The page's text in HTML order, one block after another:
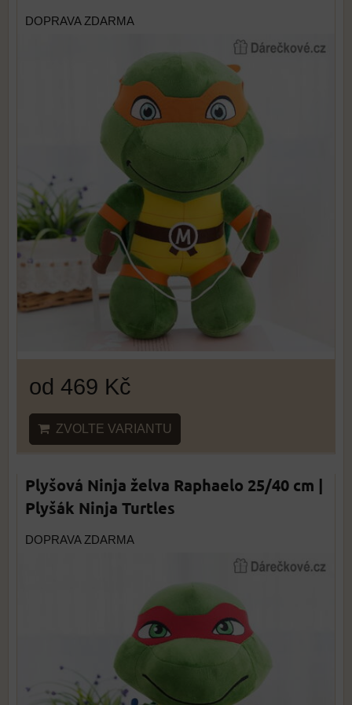
DOPRAVA ZDARMA
od 469 Kč
ZVOLTE VARIANTU
Plyšová Ninja želva Raphaelo 25/40 cm |
Plyšák Ninja Turtles
DOPRAVA ZDARMA